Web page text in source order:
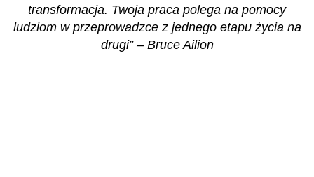
transformacja. Twoja praca polega na pomocy
ludziom w przeprowadzce z jednego etapu życia na
drugi” – Bruce Ailion